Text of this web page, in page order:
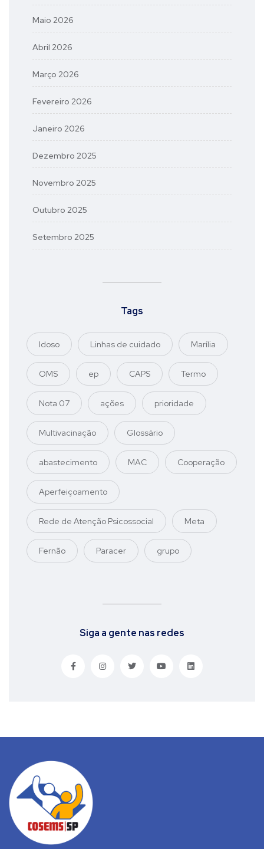
Maio 2026
Abril 2026
Março 2026
Fevereiro 2026
Janeiro 2026
Dezembro 2025
Novembro 2025
Outubro 2025
Setembro 2025
Tags
Idoso Linhas de cuidado Marília
OMS ep CAPS Termo
Nota 07 ações prioridade
Multivacinação Glossário
abastecimento MAC Cooperação
Aperfeiçoamento
Rede de Atenção Psicossocial Meta
Fernão Paracer grupo
Siga a gente nas redes